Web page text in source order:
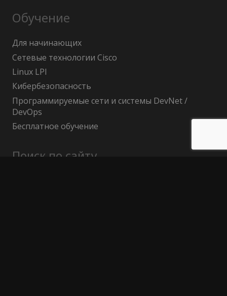
Обучение
Для начинающих
Сетевые технологии Cisco
Linux LPI
Кибербезопасность
Программируемые сети и системы DevNet /
DevOps
Бесплатное обучение
Поиск по сайту